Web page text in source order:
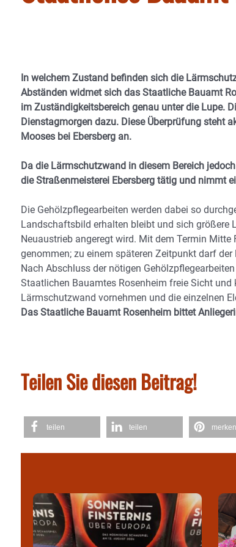
In welchem Zustand befinden sich die
Abständen widmet sich das Staatliche Bauamt
im Zuständigkeitsbereich genau unter die Lupe.
Dienstagmorgen dazu. Diese Überprüfung steht
Mooses bei Ebersberg an.
Da die Lärmschutzwand in diesem Bereich
die Straßenmeisterei Ebersberg tätig und nimmt
Die Gehölzpflegearbeiten werden dabei so
Landschaftsbild erhalten bleibt und sich größere
Neuaustrieb angeregt wird. Mit dem Termin
genommen; zu einem späteren Zeitpunkt darf
Nach Abschluss der nötigen
Staatlichen Bauamtes Rosenheim freie Sicht
Lärmschutzwand vornehmen und die einzelnen
Das Staatliche Bauamt Rosenheim bittet
Teilen Sie diesen Beitrag!
teilen teilen merken